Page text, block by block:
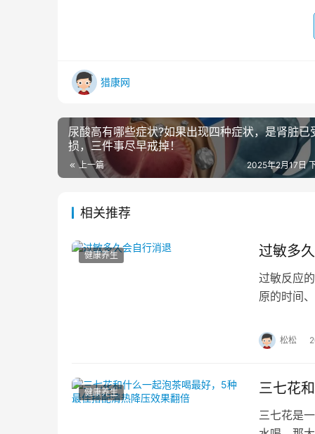
猎康网
尿酸高有哪些症状?如果出现四种症状，是肾脏已
损，三件事尽早戒掉！
上一篇 2025年2月17日
相关推荐
健康养生 过敏多
过敏反应
原的时间
松松
健康养生 三七花
三七花是